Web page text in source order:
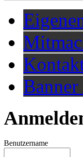
Benutzername